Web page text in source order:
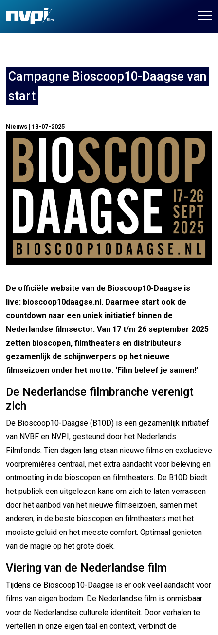
Campagne Bioscoop10-Daagse van
start
Nieuws | 18-07-2025
De officiële website van de Bioscoop10-Daagse is
live: bioscoop10daagse.nl. Daarmee start ook de
countdown naar een uniek initiatief binnen de
Nederlandse filmsector. Van 17 t/m 26 september 2025
zetten bioscopen, filmtheaters en distributeurs
gezamenlijk de schijnwerpers op het nieuwe
filmseizoen onder het motto: ‘Film beleef je samen!’
De Nederlandse filmbranche verenigt
zich
De Bioscoop10-Daagse (B10D) is een gezamenlijk initiatief
van NVBF en NVPI, gesteund door het Nederlands
Filmfonds. Tien dagen lang staan nieuwe films en exclusieve
voorpremières centraal, met extra aandacht voor beleving en
ontmoeting in de bioscopen en filmtheaters. De B10D biedt
het publiek een uitgelezen kans om zich te laten verrassen
door het aanbod van het nieuwe filmseizoen, samen met
anderen, in de beste bioscopen en filmtheaters met het
mooiste geluid en het meeste comfort. Optimaal genieten
van de magie op het grote doek.
Viering van de Nederlandse film
Tijdens de Bioscoop10-Daagse is er ook veel aandacht voor
films van eigen bodem. De Nederlandse film is onmisbaar
voor de Nederlandse culturele identiteit. Door verhalen te
vertellen in onze eigen taal en context, verbindt de